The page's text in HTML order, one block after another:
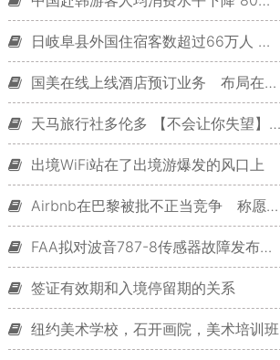
日岐阜县外国住宿客数超过66万人 中国人为主力
国美在线上线酒店预订业务 布局在线旅游
天马旅行社多伦多 【不会让你失望】来多伦多不可不玩的6个区
出境WiFi站在了出境游爆发的风口上
Airbnb在巴黎被批不正当竞争 称愿与政府合作
FAA拟对波音787-8传感器故障发布适航指令
签证有效期和入境停留期的关系
纽约美术学校，石开画院，美术培训班